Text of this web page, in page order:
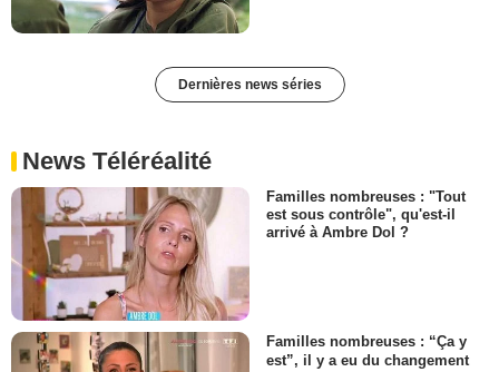
Dernières news séries
News Téléréalité
Familles nombreuses : "Tout
est sous contrôle", qu'est-il
arrivé à Ambre Dol ?
Familles nombreuses : “Ça y
est”, il y a eu du changement